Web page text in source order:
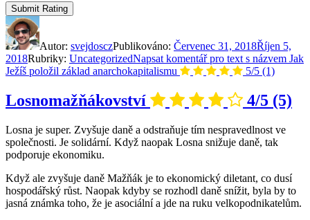
Autor: svejdosczPublikováno: Červenec 31, 2018Říjen 5,
2018Rubriky: UncategorizedNapsat komentářpro text s názvem Jak
Ježíš položil základ anarchokapitalismu
5/5 (1)
Losnomažňákovství 4/5 (5)
Losna je super. Zvyšuje daně a odstraňuje tím nespravedlnost ve
společnosti. Je solidární. Když naopak Losna snižuje daně, tak
podporuje ekonomiku.
Když ale zvyšuje daně Mažňák je to ekonomický diletant, co dusí
hospodářský růst. Naopak kdyby se rozhodl daně snížit, byla by to
jasná známka toho, že je asociální a jde na ruku velkopodnikatelům.